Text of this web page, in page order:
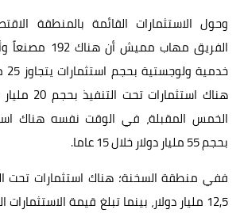
وحول الاستثمارات القائمة بالمنطقة
هناك
الخمس المقبلة، في الوقت نفسه هناك
بحجم 55 مليار دولار خلال 15 عاما.
ففي منطقة السخنة؛ هناك استثمارات تحت